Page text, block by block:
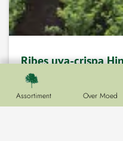
Assortiment Over Moed
Ribes uva-crispa
kruisbes struik)